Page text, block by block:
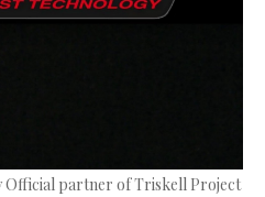
Official partner of Triskell Project